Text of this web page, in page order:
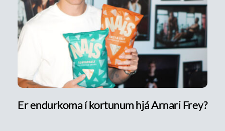
Er endurkoma í kortunum hjá Arnari Frey?